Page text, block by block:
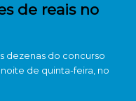
de reais no
dezenas do concurso
de quinta-feira, no